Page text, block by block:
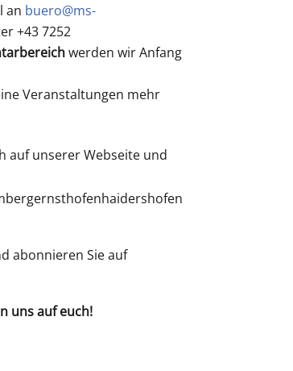
an buero@ms-
+43 7252
werden wir Anfang
Veranstaltungen mehr
auf unserer Webseite und
abonnieren Sie auf
uns auf euch!